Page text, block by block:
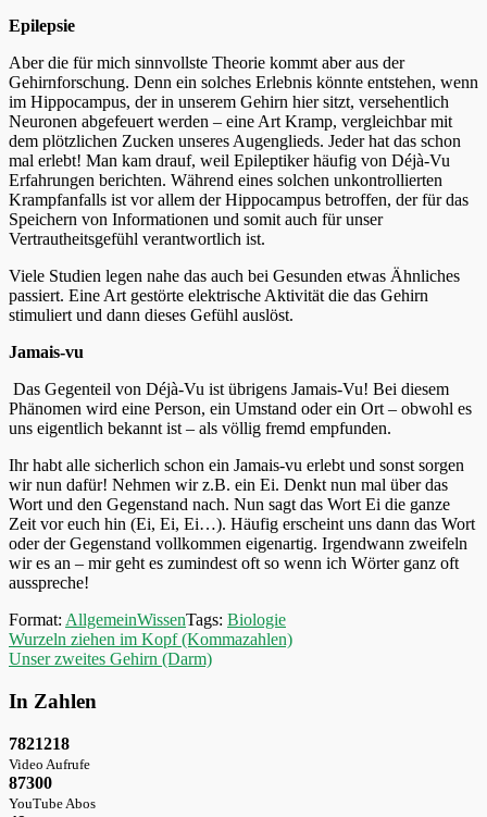
Epilepsie
Aber die für mich sinnvollste Theorie kommt aber aus der
Gehirnforschung. Denn ein solches Erlebnis könnte entstehen, wenn
im Hippocampus, der in unserem Gehirn hier sitzt, versehentlich
Neuronen abgefeuert werden – eine Art Kramp, vergleichbar mit
dem plötzlichen Zucken unseres Augenglieds. Jeder hat das schon
mal erlebt! Man kam drauf, weil Epileptiker häufig von Déjà-Vu
Erfahrungen berichten. Während eines solchen unkontrollierten
Krampfanfalls ist vor allem der Hippocampus betroffen, der für das
Speichern von Informationen und somit auch für unser
Vertrautheitsgefühl verantwortlich ist.
Viele Studien legen nahe das auch bei Gesunden etwas Ähnliches
passiert. Eine Art gestörte elektrische Aktivität die das Gehirn
stimuliert und dann dieses Gefühl auslöst.
Jamais-vu
Das Gegenteil von Déjà-Vu ist übrigens Jamais-Vu! Bei diesem
Phänomen wird eine Person, ein Umstand oder ein Ort – obwohl es
uns eigentlich bekannt ist – als völlig fremd empfunden.
Ihr habt alle sicherlich schon ein Jamais-vu erlebt und sonst sorgen
wir nun dafür! Nehmen wir z.B. ein Ei. Denkt nun mal über das
Wort und den Gegenstand nach. Nun sagt das Wort Ei die ganze
Zeit vor euch hin (Ei, Ei, Ei…). Häufig erscheint uns dann das Wort
oder der Gegenstand vollkommen eigenartig. Irgendwann zweifeln
wir es an – mir geht es zumindest oft so wenn ich Wörter ganz oft
ausspreche!
Format: AllgemeinWissenTags: Biologie
Beitragsnavigation
Wurzeln ziehen im Kopf (Kommazahlen)
Unser zweites Gehirn (Darm)
In Zahlen
7821218
Video Aufrufe
87300
YouTube Abos